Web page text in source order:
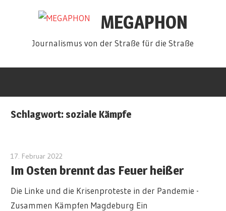
MEGAPHON
Journalismus von der Straße für die Straße
Schlagwort: soziale Kämpfe
17. Februar 2022
Im Osten brennt das Feuer heißer
Die Linke und die Krisenproteste in der Pandemie -
Zusammen Kämpfen Magdeburg Ein